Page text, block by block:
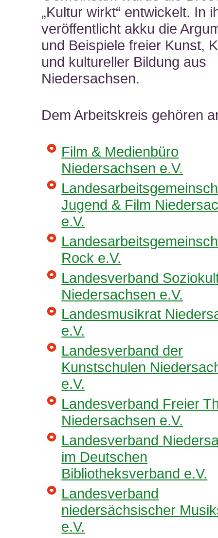
„Kultur wirkt“ entwickelt. In
veröffentlicht akku die
und Beispiele freier Kunst,
und kultureller Bildung aus
Niedersachsen.
Dem Arbeitskreis gehören
Film & Medienbüro
Niedersachsen e.V.
Jugend & Film
e.V.
Rock e.V.
Landesverband
Niedersachsen e.V.
Landesmusikrat
e.V.
Landesverband der
Kunstschulen
e.V.
Landesverband Freier
Niedersachsen e.V.
Landesverband
im Deutschen
Bibliotheksverband e.V.
Landesverband
niedersächsischer
e.V.